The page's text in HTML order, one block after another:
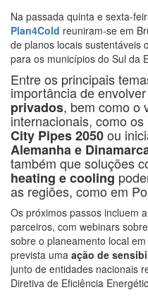
Na passada quinta e sexta-
Plan4Cold reuniram-se em
de planos locais sustentáveis
para os municípios do Sul da
Entre os principais
importância de envolver
privados, bem como o
internacionais, como
City Pipes 2050ou
Alemanha e
também que soluções
heating e cooling
as regiões, como em
Os próximos passos incluem
parceiros, com webinars
sobre o planeamento local
prevista uma ação de
junto de entidades nacionais
Diretiva de Eficiência